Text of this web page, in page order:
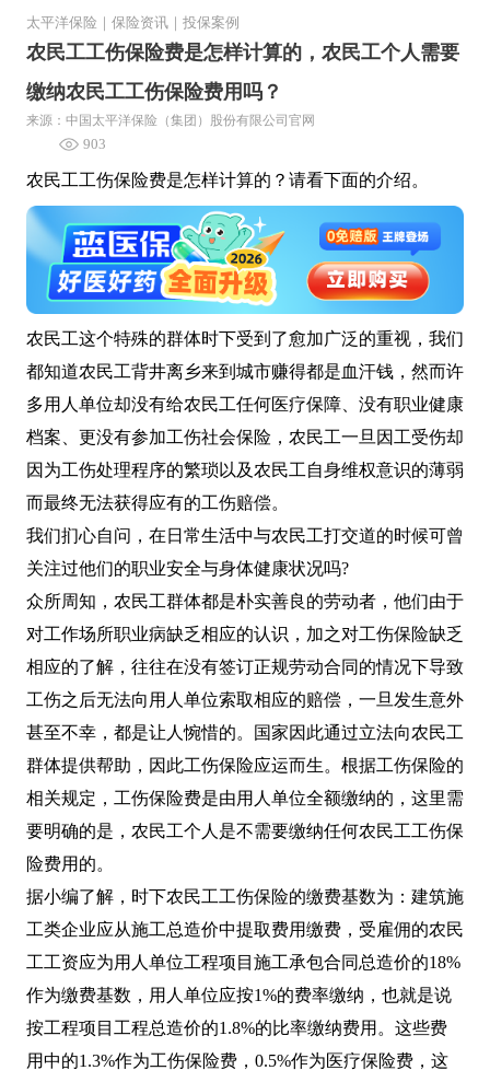
太平洋保险 保险资讯 投保案例
农民工工伤保险费是怎样计算的，农民工个人需要
缴纳农民工工伤保险费用吗？
来源：中国太平洋保险（集团）股份有限公司官网
903
农民工工伤保险费是怎样计算的？请看下面的介绍。
农民工这个特殊的群体时下受到了愈加广泛的重视，我们
都知道农民工背井离乡来到城市赚得都是血汗钱，然而许
多用人单位却没有给农民工任何医疗保障、没有职业健康
档案、更没有参加工伤社会保险，农民工一旦因工受伤却
因为工伤处理程序的繁琐以及农民工自身维权意识的薄弱
而最终无法获得应有的工伤赔偿。
我们扪心自问，在日常生活中与农民工打交道的时候可曾
关注过他们的职业安全与身体健康状况吗?
众所周知，农民工群体都是朴实善良的劳动者，他们由于
对工作场所职业病缺乏相应的认识，加之对工伤保险缺乏
相应的了解，往往在没有签订正规劳动合同的情况下导致
工伤之后无法向用人单位索取相应的赔偿，一旦发生意外
甚至不幸，都是让人惋惜的。国家因此通过立法向农民工
群体提供帮助，因此工伤保险应运而生。根据工伤保险的
相关规定，工伤保险费是由用人单位全额缴纳的，这里需
要明确的是，农民工个人是不需要缴纳任何农民工工伤保
险费用的。
据小编了解，时下农民工工伤保险的缴费基数为：建筑施
工类企业应从施工总造价中提取费用缴费，受雇佣的农民
工工资应为用人单位工程项目施工承包合同总造价的18%
作为缴费基数，用人单位应按1%的费率缴纳，也就是说
按工程项目工程总造价的1.8%的比率缴纳费用。这些费
用中的1.3%作为工伤保险费，0.5%作为医疗保险费，这